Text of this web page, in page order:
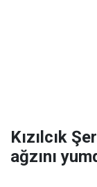
Kızılcık
ağzını